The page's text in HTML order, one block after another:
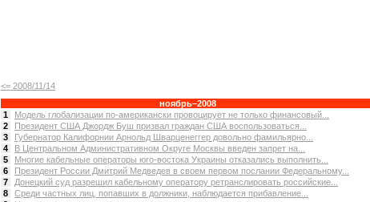
<= 2008/11/14
ноябрь–2008
1
Модель глобализации по-американски провоцирует не только финансовый...
2
Президент США Джордж Буш призвал граждан США воспользоваться...
3
Губернатор Калифорнии Арнольд Шварценеггер довольно фамильярно...
4
В Центральном Административном Округе Москвы введен запрет на...
5
Многие кабельные операторы юго-востока Украины отказались выполнить...
6
Президент России Дмитрий Медведев в своем первом послании Федеральному...
7
Донецкий суд разрешил кабельному оператору ретранслировать российские...
8
Среди частных лиц, попавших в должники, наблюдается прибавление...